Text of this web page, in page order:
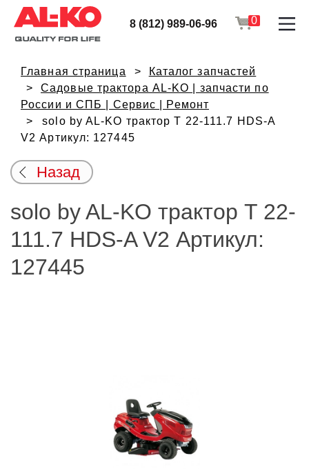
8 (812) 989-06-96 0
Главная страница
Каталог запчастей
Садовые трактора AL-KO | запчасти по
России и СПБ | Сервис | Ремонт
solo by AL-KO трактор T 22-111.7 HDS-A
V2 Артикул: 127445
Назад
solo by AL-KO трактор T 22-
111.7 HDS-A V2 Артикул:
127445